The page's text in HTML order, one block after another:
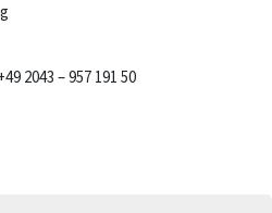
2043 – 957 191 50